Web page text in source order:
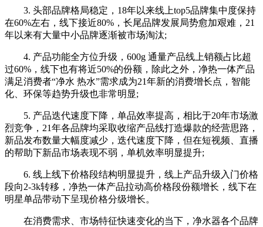
3. 头部品牌格局稳定，18年以来线上top5品牌集中度保持
在60%左右，线下接近80%，长尾品牌发展局势愈加艰难，21
年以来有大量中小品牌逐渐被市场淘汰;
4. 产品功能全方位升级，600g 通量产品线上销额占比超
过60%，线下也有将近50%的份额，除此之外，净热一体产品
满足消费者“净水 热水”需求成为21年新的消费增长点，智能
化、环保等趋势升级也非常明显;
5. 产品迭代速度下降，单品效率提高，相比于20年市场激
烈竞争，21年各品牌均采取收缩产品线打造爆款的经营思路，
新品发布数量大幅度减少，迭代速度下降，但在短视频、直播
的帮助下新品市场表现不弱，单机效率明显提升;
6. 线上线下价格段结构明显提升，线上产品升级入门价格
段向2-3k转移，净热一体产品拉动高价格段份额增长，线下在
明星单品带动下呈现价格分级增长。
在消费需求、市场特征快速变化的当下，净水器各个品牌